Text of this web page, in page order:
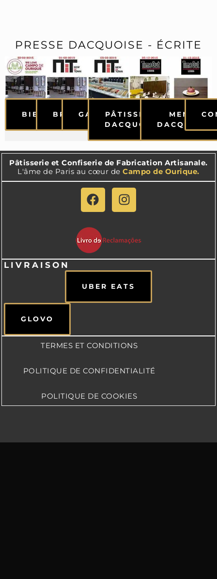
PRESSE DACQUOISE - ÉCRITE
BIENVENUE
BRUNCHGALERIEPÂTISSERIE
DACQUOISE
MENUS
DACQUOISE
Pâtisserie et Confiserie de Fabrication Artisanale.
L'âme de Paris au cœur deCampo de Ourique.
LIVRAISON
UBER EATS
GLOVO
TERMES ET CONDITIONS
POLITIQUE DE CONFIDENTIALITÉ
POLITIQUE DE COOKIES